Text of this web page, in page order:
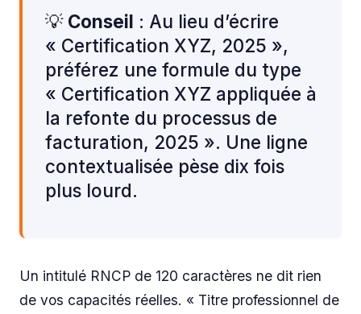
💡 Conseil : Au lieu d’écrire
« Certification XYZ, 2025 »,
préférez une formule du type
« Certification XYZ appliquée à
la refonte du processus de
facturation, 2025 ». Une ligne
contextualisée pèse dix fois
plus lourd.
Un intitulé RNCP de 120 caractères ne dit rien
de vos capacités réelles. « Titre professionnel de